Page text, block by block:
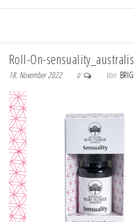
Roll-On-
18. November 2022 0 Von